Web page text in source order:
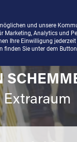
und unsere
Marketing, Analytics und
Ihre Einwilligung
Sie unter dem